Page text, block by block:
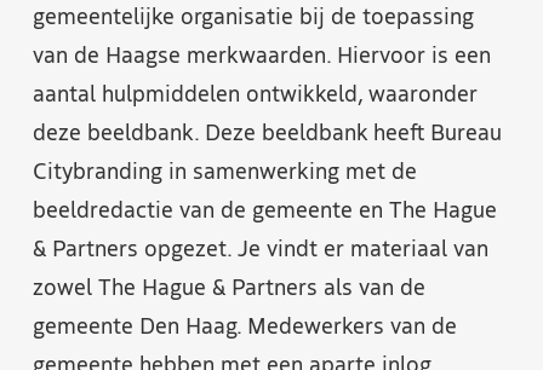
gemeentelijke organisatie bij de toepassing
van de Haagse merkwaarden. Hiervoor is een
aantal hulpmiddelen ontwikkeld, waaronder
deze beeldbank. Deze beeldbank heeft Bureau
Citybranding in samenwerking met de
beeldredactie van de gemeente en The Hague
& Partners opgezet. Je vindt er materiaal van
zowel The Hague & Partners als van de
gemeente Den Haag. Medewerkers van de